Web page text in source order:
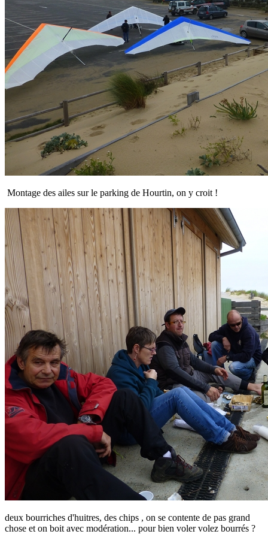
Montage des ailes sur le parking de Hourtin, on y croit !
deux bourriches d'huitres, des chips , on se contente de pas grand
chose et on boit avec modération... pour bien voler volez bourrés ?